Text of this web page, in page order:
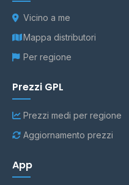
Vicino a me
Mappa distributori
Per regione
Prezzi GPL
Prezzi medi per regione
Aggiornamento prezzi
App